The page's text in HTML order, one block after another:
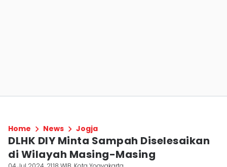
Home News Jogja
DLHK DIY Minta Sampah Diselesaikan
di Wilayah Masing-Masing